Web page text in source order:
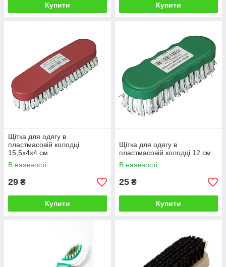
Купити Купити
Щітка для одягу в
пластмасовій колодці
15,5х4х4 см
В наявності
29 ₴
Купити
Щітка для одягу в
пластмасовій колодці 12 см
В наявності
25 ₴
Купити